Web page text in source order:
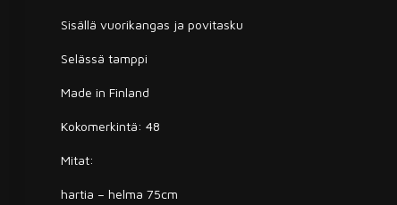
Sisällä vuorikangas ja povitasku
Selässä tamppi
Made in Finland
Kokomerkintä: 48
Mitat:
hartia – helma 75cm